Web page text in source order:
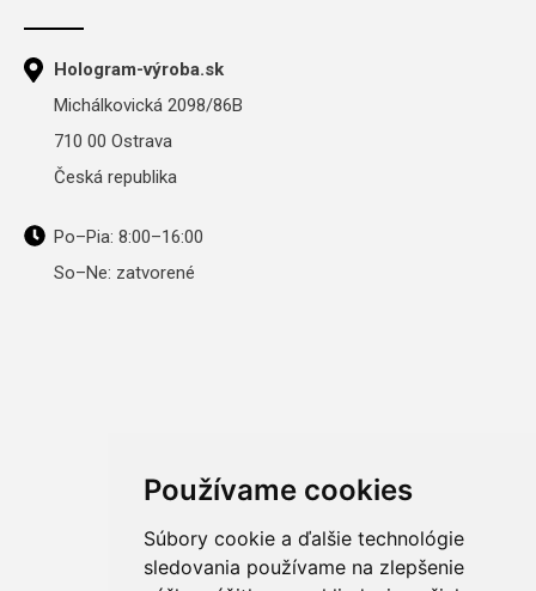
Používame cookies
Súbory cookie a ďalšie technológie
sledovania používame na zlepšenie
Hologram-výroba.sk
Michálkovická 2098/86B
710 00 Ostrava
Česká republika
Po–Pia: 8:00–16:00
So–Ne: zatvorené